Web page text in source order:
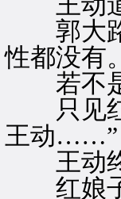
郭大路
性都没有
若不是
只见红
王动……”
王动终
红娘子